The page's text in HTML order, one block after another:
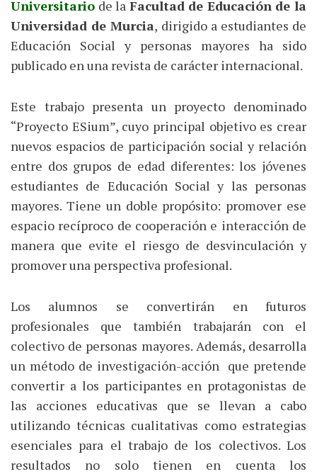
Universitario de la Facultad de Educación de la
Universidad de Murcia, dirigido a estudiantes de
Educación Social y personas mayores ha sido
publicado en una revista de carácter internacional.
Este trabajo presenta un proyecto denominado
“Proyecto ESium”, cuyo principal objetivo es crear
nuevos espacios de participación social y relación
entre dos grupos de edad diferentes: los jóvenes
estudiantes de Educación Social y las personas
mayores. Tiene un doble propósito: promover ese
espacio recíproco de cooperación e interacción de
manera que evite el riesgo de desvinculación y
promover una perspectiva profesional.
Los alumnos se convertirán en futuros
profesionales que también trabajarán con el
colectivo de personas mayores. Además, desarrolla
un método de investigación-acción que pretende
convertir a los participantes en protagonistas de
las acciones educativas que se llevan a cabo
utilizando técnicas cualitativas como estrategias
esenciales para el trabajo de los colectivos. Los
resultados no solo tienen en cuenta los